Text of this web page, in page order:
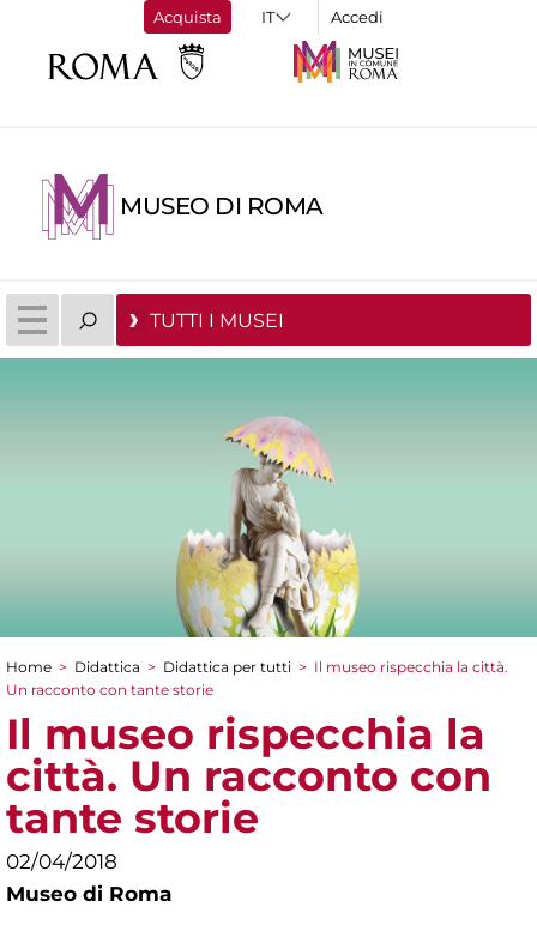
Acquista Accedi
MUSEO DI ROMA
TUTTI I MUSEI
Tu sei qui
Home > Didattica > Didattica per tutti > Il museo rispecchia la città.
Un racconto con tante storie
Il museo rispecchia la
città. Un racconto con
tante storie
02/04/2018
Museo di Roma